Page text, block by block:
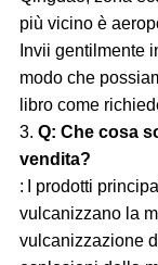
più vicino è
Invii gentilmente
modo che
libro come
3. Q: Che cosa
vendita?
:
I prodotti
vulcanizzano la
vulcanizzazione